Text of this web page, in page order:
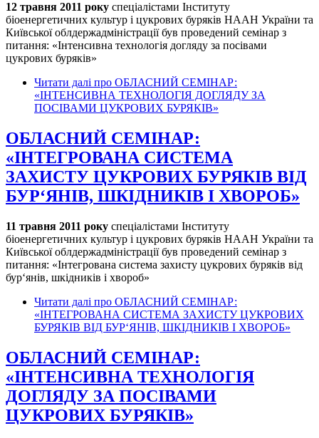
12 травня 2011 року спеціалістами Інституту
біоенергетичних культур і цукрових буряків НААН України та
Київської облдержадміністрації був проведений семінар з
питання: «Інтенсивна технологія догляду за посівами
цукрових буряків»
Читати далі про ОБЛАСНИЙ СЕМІНАР:
«ІНТЕНСИВНА ТЕХНОЛОГІЯ ДОГЛЯДУ ЗА
ПОСІВАМИ ЦУКРОВИХ БУРЯКІВ»
ОБЛАСНИЙ СЕМІНАР:
«ІНТЕГРОВАНА СИСТЕМА
ЗАХИСТУ ЦУКРОВИХ БУРЯКІВ ВІД
БУР‘ЯНІВ, ШКІДНИКІВ І ХВОРОБ»
11 травня 2011 року спеціалістами Інституту
біоенергетичних культур і цукрових буряків НААН України та
Київської облдержадміністрації був проведений семінар з
питання: «Інтегрована система захисту цукрових буряків від
бур‘янів, шкідників і хвороб»
Читати далі про ОБЛАСНИЙ СЕМІНАР:
«ІНТЕГРОВАНА СИСТЕМА ЗАХИСТУ ЦУКРОВИХ
БУРЯКІВ ВІД БУР‘ЯНІВ, ШКІДНИКІВ І ХВОРОБ»
ОБЛАСНИЙ СЕМІНАР:
«ІНТЕНСИВНА ТЕХНОЛОГІЯ
ДОГЛЯДУ ЗА ПОСІВАМИ
ЦУКРОВИХ БУРЯКІВ»